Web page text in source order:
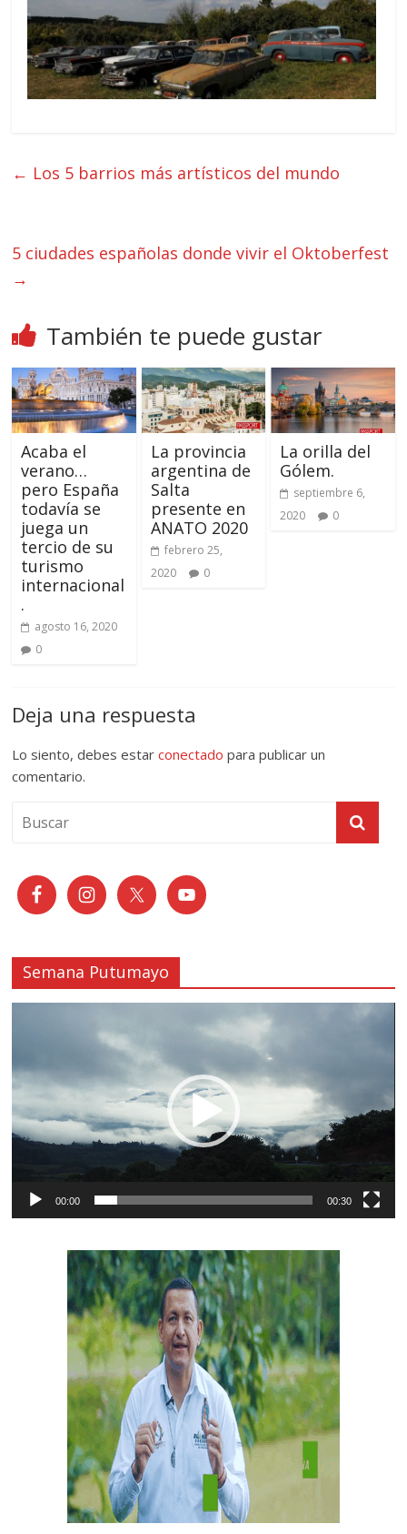
← Los 5 barrios más artísticos del mundo
5 ciudades españolas donde vivir el Oktoberfest
→
También te puede gustar
Acaba el
verano…
pero España
todavía se
juega un
tercio de su
turismo
internacional
.
agosto 16, 2020
0
La provincia
argentina de
Salta
presente en
ANATO 2020
febrero 25,
2020
0
La orilla del
Gólem.
septiembre 6,
2020
0
Deja una respuesta
Lo siento, debes estarconectado para publicar un
comentario.
Semana Putumayo
00:00 00:30